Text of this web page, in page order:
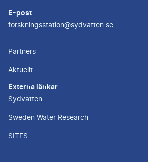
E-post
forskningsstation@sydvatten.se
Partners
Aktuellt
Externa länkar
Sydvatten
Sweden Water Research
SITES